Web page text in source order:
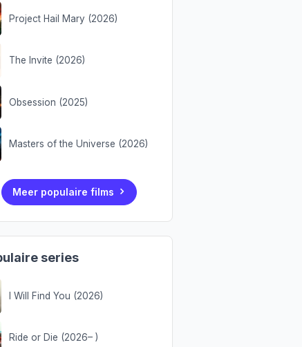
Project Hail Mary (2026)
The Invite (2026)
Obsession (2025)
Masters of the Universe (2026)
Meer populaire films
series
I Will Find You (2026)
Ride or Die (2026– )